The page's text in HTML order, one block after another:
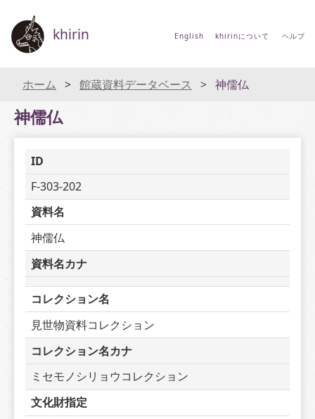
khirin English khirinについて ヘルプ
ホーム 館蔵資料データベース 神儒仏
神儒仏
ID
F-303-202
資料名
神儒仏
資料名カナ
コレクション名
見世物資料コレクション
コレクション名カナ
ミセモノシリョウコレクション
文化財指定